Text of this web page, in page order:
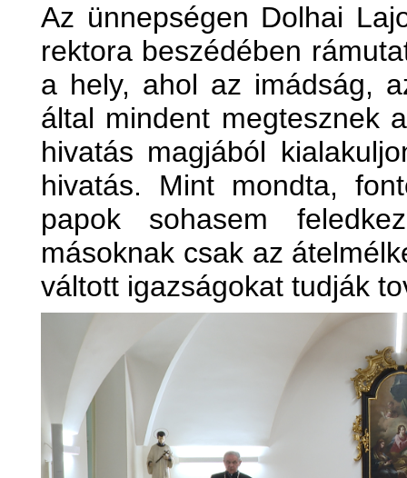
Az ünnepségen Dolhai
rektora beszédében
a hely, ahol az imádság,
által mindent megtesznek
hivatás magjából
hivatás. Mint mondta,
papok sohasem
másoknak csak az
váltott igazságokat tudják